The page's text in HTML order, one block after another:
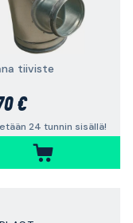
tiiviste
€
24 tunnin sisällä!